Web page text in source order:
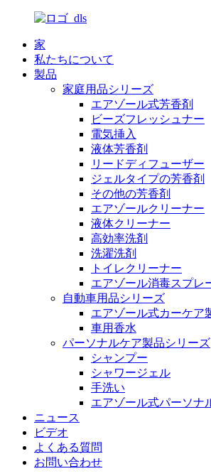
家
私たちについて
製品
家庭用品シリーズ
エアゾール式芳香剤
ビーズフレッシュナー
電気挿入
液体芳香剤
リードディフューザー
ジェルタイプの芳香剤
その他の芳香剤
エアゾールクリーナー
液体クリーナー
高効率洗剤
洗濯洗剤
トイレクリーナー
エアゾール消毒スプレ
自動車用品シリーズ
エアゾール式カーケア
車用香水
パーソナルケア製品シリーズ
シャンプー
シャワージェル
手洗い
エアゾール式パーソナ
ニュース
ビデオ
よくある質問
お問い合わせ